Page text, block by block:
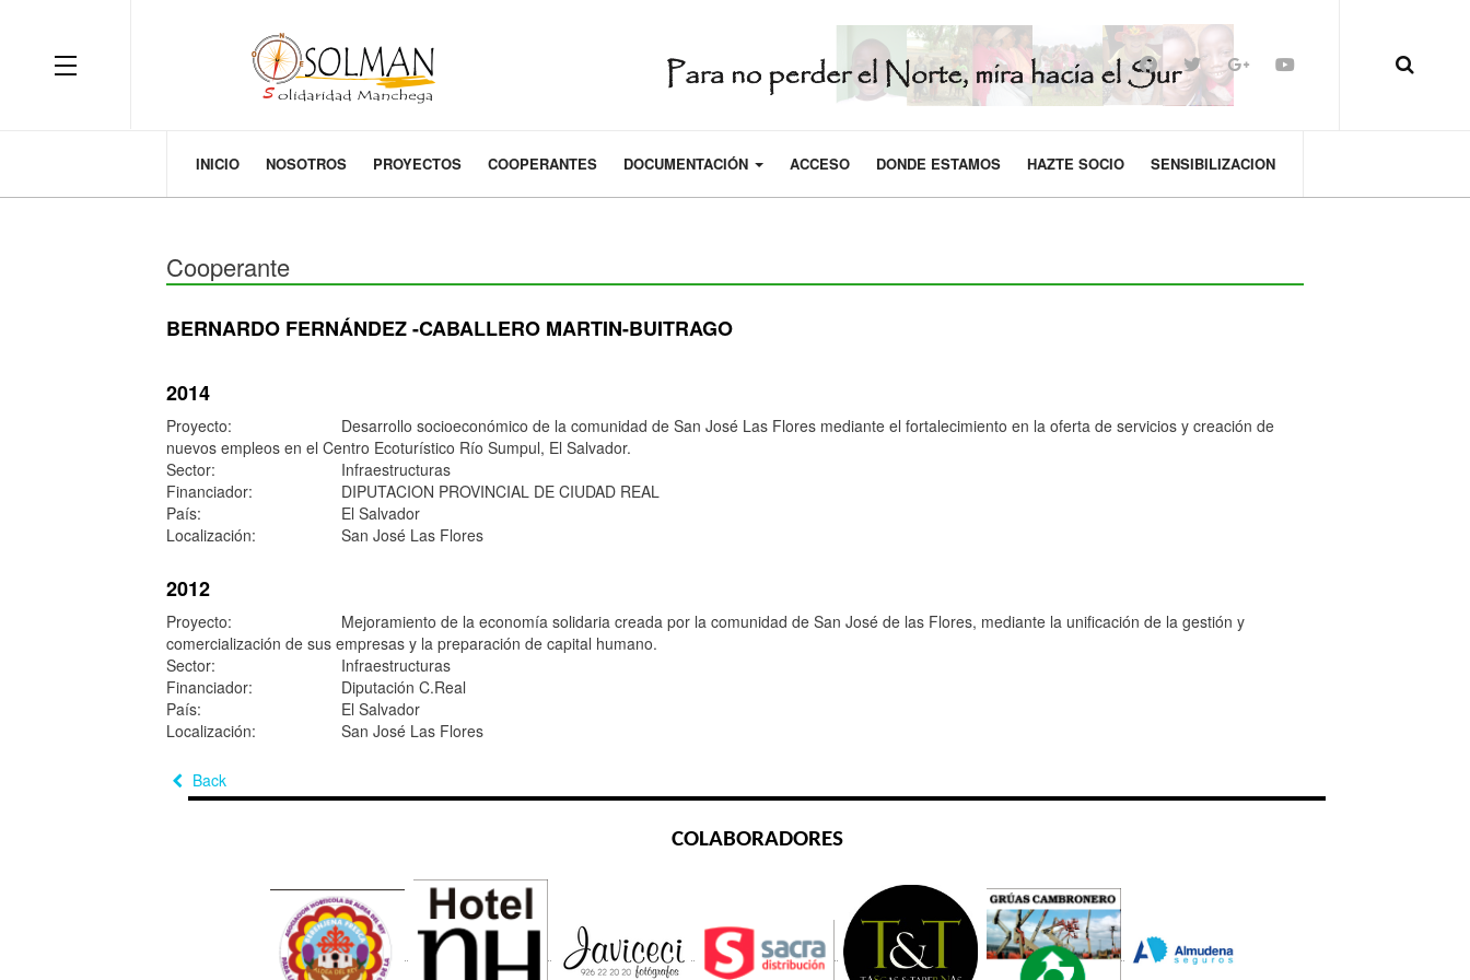
OFF CANVAS
INICIO NOSOTROS PROYECTOS COOPERANTES DOCUMENTACIÓN ACCESO DONDE ESTAMOS HAZTE SOCIO SENSIBILIZACION
Cooperante
BERNARDO FERNÁNDEZ -CABALLERO MARTIN-BUITRAGO
2014
Proyecto:
Desarrollo socioeconómico de la comunidad de San José Las Flores mediante el fortalecimiento en la oferta de servicios y creación de
nuevos empleos en el Centro Ecoturístico Río Sumpul, El Salvador.
Sector:
Infraestructuras
Financiador:
DIPUTACION PROVINCIAL DE CIUDAD REAL
País:
El Salvador
Localización:
San José Las Flores
2012
Proyecto:
Mejoramiento de la economía solidaria creada por la comunidad de San José de las Flores, mediante la unificación de la gestión y
comercialización de sus empresas y la preparación de capital humano.
Sector:
Infraestructuras
Financiador:
Diputación C.Real
País:
El Salvador
Localización:
San José Las Flores
Back
COLABORADORES